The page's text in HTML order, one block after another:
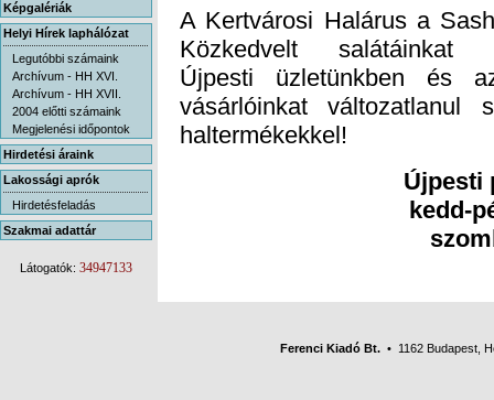
Képgalériák
Helyi Hírek laphálózat
Legutóbbi számaink
Archívum - HH XVI.
Archívum - HH XVII.
2004 előtti számaink
Megjelenési időpontok
Hirdetési áraink
Lakossági aprók
Hirdetésfeladás
Szakmai adattár
Látogatók: 34947133
A Kertvárosi Halárus a
Közkedvelt
Újpesti üzletünkben és
vásárlóinkatváltozatlanul
haltermékekkel!
Újpesti
kedd-
Ferenci Kiadó Bt. • 1162 Budapest,